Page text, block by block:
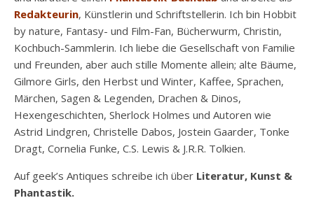
Redakteurin, Künstlerin und Schriftstellerin. Ich bin Hobbit
by nature, Fantasy- und Film-Fan, Bücherwurm, Christin,
Kochbuch-Sammlerin. Ich liebe die Gesellschaft von Familie
und Freunden, aber auch stille Momente allein; alte Bäume,
Gilmore Girls, den Herbst und Winter, Kaffee, Sprachen,
Märchen, Sagen & Legenden, Drachen & Dinos,
Hexengeschichten, Sherlock Holmes und Autoren wie
Astrid Lindgren, Christelle Dabos, Jostein Gaarder, Tonke
Dragt, Cornelia Funke, C.S. Lewis & J.R.R. Tolkien.
Auf geek’s Antiques schreibe ich über Literatur, Kunst &
Phantastik.